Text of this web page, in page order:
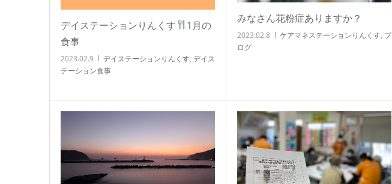
デイステーションりんくす
1月の
食事
2023.02.9 デイステーションりんくす, デイス
テーション食事
みなさん花粉症ありますか？
2023.02.8 ケアマネステーションりんくす, ブ
ログ